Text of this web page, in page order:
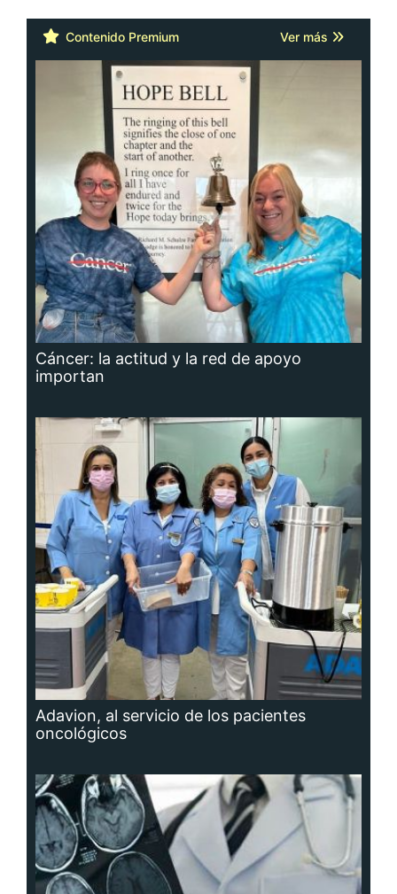
Contenido Premium Ver más
Cáncer: la actitud y la red de apoyo
importan
Adavion, al servicio de los pacientes
oncológicos